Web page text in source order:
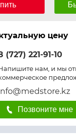
цену
(727) 221-91-10
нам, и мы
Позвоните мне